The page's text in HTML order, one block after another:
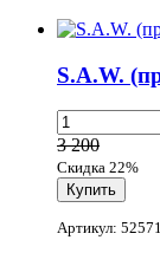
S.A.W.
3 200
Скидка 22%
Артикул: